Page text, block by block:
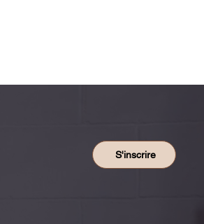
S'inscrire